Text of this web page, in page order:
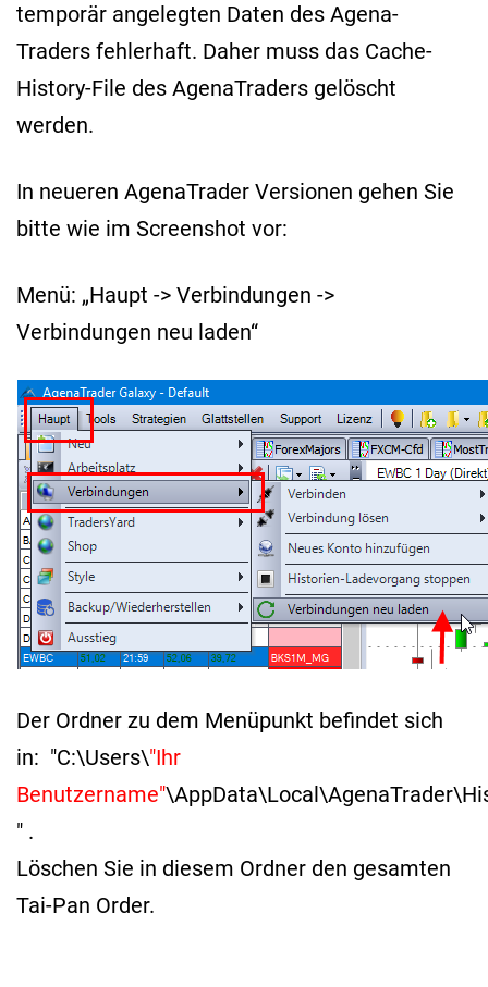
temporär angelegten Daten des Agena-
Traders fehlerhaft. Daher muss das Cache-
History-File des AgenaTraders gelöscht
werden.
In neueren AgenaTrader Versionen gehen Sie
bitte wie im Screenshot vor:
Menü: „Haupt -> Verbindungen ->
Verbindungen neu laden“
Der Ordner zu dem Menüpunkt befindet sich
in: "C:\Users\"Ihr
Benutzername"
" .
Löschen Sie in diesem Ordner den gesamten
Tai-Pan Order.